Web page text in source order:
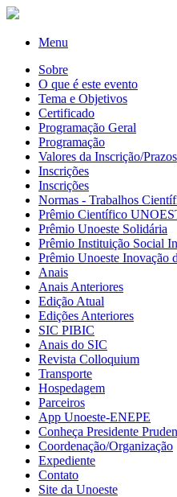
Menu
Sobre
O que é este evento
Tema e Objetivos
Certificado
Programação Geral
Programação
Valores da Inscrição/Prazos
Inscrições
Inscrições
Normas - Trabalhos
Prêmio Científico
Prêmio Unoeste Solidária
Prêmio Instituição Social
Prêmio Unoeste Inovação
Anais
Anais Anteriores
Edição Atual
Edições Anteriores
SIC PIBIC
Anais do SIC
Revista Colloquium
Transporte
Hospedagem
Parceiros
App Unoeste-ENEPE
Conheça Presidente
Coordenação/Organização
Expediente
Contato
Site da Unoeste